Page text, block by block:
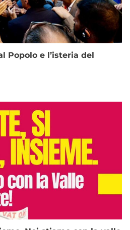
Popolo e l’isteria del